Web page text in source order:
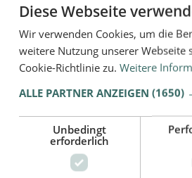
Erfahrung teilt
der Entscheidung – besonders bei
Diese Webseite
Wir verwenden Cookies, um die
weitere Nutzung unserer Webseite
Cookie-Richtlinie zu. Weitere
ALLE PARTNER ANZEIGEN (1650)
Unbedingt
erforderlich